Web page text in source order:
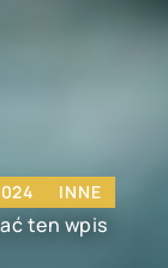
INNE
ten wpis